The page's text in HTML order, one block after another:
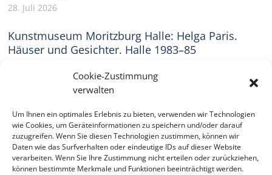
Cookie-Zustimmung
verwalten
Um Ihnen ein optimales Erlebnis zu bieten, verwenden wir Technologien
wie Cookies, um Geräteinformationen zu speichern und/oder darauf
zuzugreifen. Wenn Sie diesen Technologien zustimmen, können wir
Daten wie das Surfverhalten oder eindeutige IDs auf dieser Website
verarbeiten. Wenn Sie Ihre Zustimmung nicht erteilen oder zurückziehen,
können bestimmte Merkmale und Funktionen beeinträchtigt werden.
28. Juli 2026
Kunstmuseum Moritzburg Halle: Helga Paris.
Häuser und Gesichter. Halle 1983–85
Viktoria Binschtok – Everything But the Truth: eine
vierteilige Workshopserie
12. Juli 2026
Sigma Foundation: Bildband über Trevor Key
9. Juli 2026